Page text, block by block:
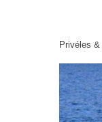
Privéles &